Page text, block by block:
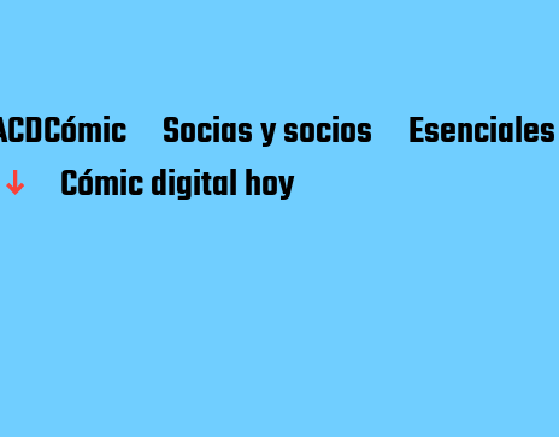
Socias y socios
Esenciales
Cómic digital hoy